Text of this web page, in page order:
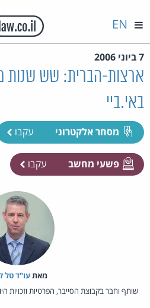
EN
7 ביוני 2006
ארצות-הברית: שש שנות
באי.ביי
מסחר אלקטרוני עקבו
פשעי מחשב עקבו
מאת‏עו"ד טל
שותף וחבר בקבוצת הסייבר, הפרטיות וזכויות